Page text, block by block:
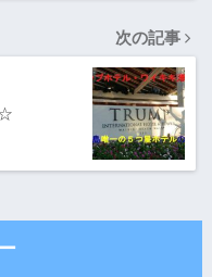
次の記事
☆